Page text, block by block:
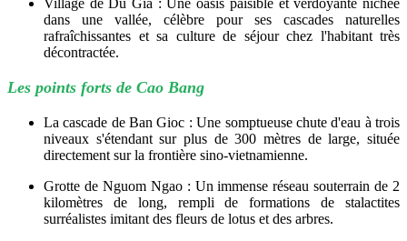
dans une vallée, célèbre pour ses cascades naturelles
rafraîchissantes et sa culture de séjour chez l'habitant très
décontractée.
Les points forts de Cao Bang
La cascade de Ban Gioc : Une somptueuse chute d'eau à trois
niveaux s'étendant sur plus de 300 mètres de large, située
directement sur la frontière sino-vietnamienne.
Grotte de Nguom Ngao : Un immense réseau souterrain de 2
kilomètres de long, rempli de formations de stalactites
surréalistes imitant des fleurs de lotus et des arbres.